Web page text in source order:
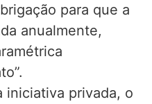
para que a
anualmente,
iniciativa privada, o